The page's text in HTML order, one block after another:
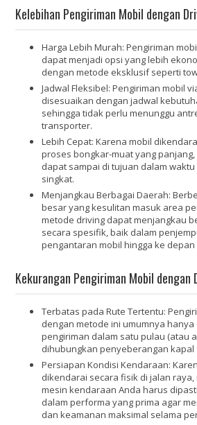
Kelebihan Pengiriman Mobil dengan
Harga Lebih Murah: Pengiriman
dapat menjadi opsi yang lebih
dengan metode eksklusif seperti
Jadwal Fleksibel: Pengiriman mobil
disesuaikan dengan jadwal
sehingga tidak perlu menunggu
transporter.
Lebih Cepat: Karena mobil
proses bongkar-muat yang
dapat sampai di tujuan dalam waktu
singkat.
Menjangkau Berbagai Daerah:
besar yang kesulitan masuk area
metode driving dapat menjangkau
secara spesifik, baik dalam
pengantaran mobil hingga ke depan
Kekurangan Pengiriman Mobil dengan
Terbatas pada Rute Tertentu:
dengan metode ini umumnya
pengiriman dalam satu pulau (atau
dihubungkan penyeberangan kapal
Persiapan Kondisi Kendaraan:
dikendarai secara fisik di jalan raya,
mesin kendaraan Anda harus
dalam performa yang prima agar
dan keamanan maksimal selama